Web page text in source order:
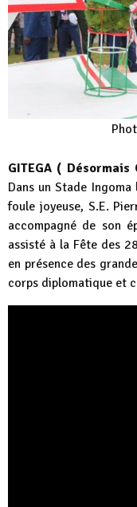
GITEGA (
Dans un Stade Ingoma
foule joyeuse, S.E.
accompagné de son
assisté à la Fête des
en présence des
corps diplomatique et